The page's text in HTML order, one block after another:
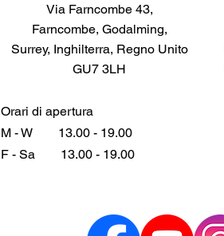
Via Farncombe 43,
Farncombe, Godalming,
Surrey, Inghilterra, Regno Unito
GU7 3LH
Orari di apertura
M - W
13.00 - 19.00
F - Sa
13.00 - 19.00